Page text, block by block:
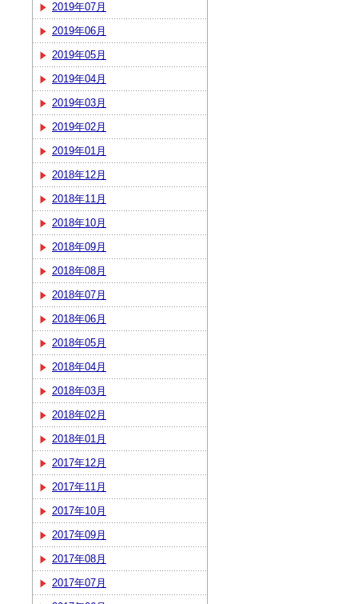
2019年07月
2019年06月
2019年05月
2019年04月
2019年03月
2019年02月
2019年01月
2018年12月
2018年11月
2018年10月
2018年09月
2018年08月
2018年07月
2018年06月
2018年05月
2018年04月
2018年03月
2018年02月
2018年01月
2017年12月
2017年11月
2017年10月
2017年09月
2017年08月
2017年07月